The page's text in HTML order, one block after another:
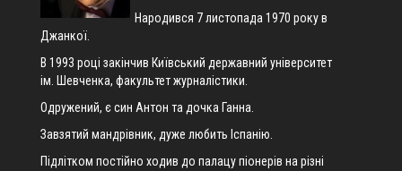
Народився 7 листопада 1970 року в
Джанкої.
В 1993 році закінчив Київський державний університет
ім. Шевченка, факультет журналістики.
Одружений, є син Антон та дочка Ганна.
Завзятий мандрівник, дуже любить Іспанію.
Підлітком постійно ходив до палацу піонерів на різні